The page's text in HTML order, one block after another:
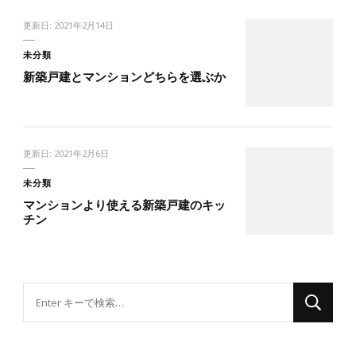
更新日: 2021年2月14日
未分類
新築戸建とマンションどちらを選ぶか
更新日: 2021年2月6日
未分類
マンションより使える新築戸建のキッ
チン